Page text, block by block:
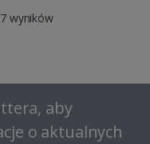
wyników
aby
o aktualnych